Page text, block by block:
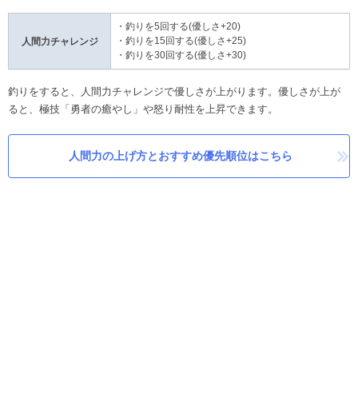
人間力チャレンジ
・釣りを5回する(優しさ+20)
・釣りを15回する(優しさ+25)
・釣りを30回する(優しさ+30)
釣りをすると、人間力チャレンジで優しさが上がります。優しさが上が
ると、極技「勇者の癒やし」や怒り耐性を上昇できます。
人間力の上げ方とおすすめ優先順位はこちら